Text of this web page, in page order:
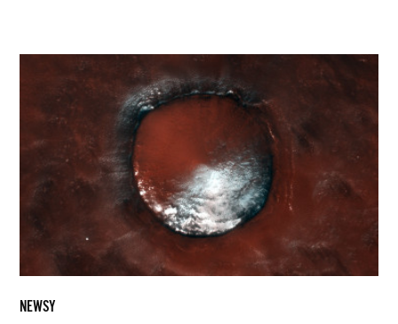
ciasto
velvet.
Agencja
Kosmiczna
dzieli
się
NEWSY